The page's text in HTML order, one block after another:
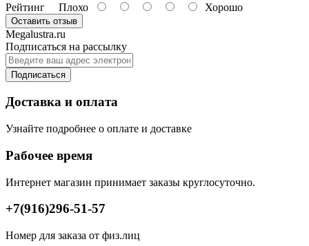
Рейтинг Плохо Хорошо
Оставить отзыв
Megalustra.ru
Подписаться на рассылку
Подписаться
Доставка и оплата
Узнайте подробнее о оплате и доставке
Рабочее время
Интернет магазин принимает заказы круглосуточно.
+7(916)296-51-57
Номер для заказа от физ.лиц